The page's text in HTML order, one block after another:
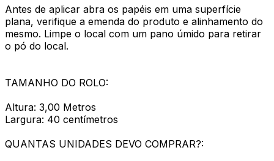
Antes de aplicar abra os papéis em uma superfície
plana, verifique a emenda do produto e alinhamento do
mesmo. Limpe o local com um pano úmido para retirar
o pó do local.
TAMANHO DO ROLO:
Altura: 3,00 Metros
Largura: 40 centímetros
QUANTAS UNIDADES DEVO COMPRAR?: